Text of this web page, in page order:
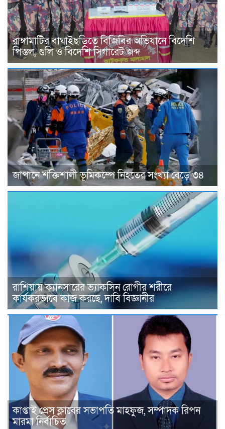
রাঙ্গামাটির বাঘাইছড়িতে বিজিবির অভিযানে বিদেশি
পিস্তল, গুলি ও বিদেশি সিগারেট জব্দ
জাপানে শক্তিশালী ভূমিকম্পে নিহতের সংখ্যা বেড়ে ৩৪
রাশিয়ায় ক্যানসারের ভ্যাকসিন রোগীর শরীরে
কার্যকরভাবে কাজ করছে, দাবি বিজ্ঞানীর
কাপ্তাই প্রেস ক্লাবের সভাপতি মাহফুজ, সম্পাদক রিপন
মারমা নির্বাচিত